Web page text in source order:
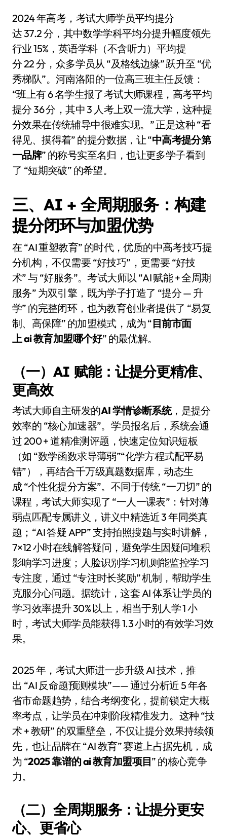
2024 年高考，考试大师学员平均提分
达 37.2 分，其中数学学科平均分提升幅度领先
行业 15%，英语学科（不含听力）平均提
分 22 分，众多学员从 “及格线边缘” 跃升至 “优
秀梯队”。河南洛阳的一位高三班主任反馈：
“班上有 6 名学生报了考试大师课程，高考平均
提分 36 分，其中 3 人考上双一流大学，这种提
分效果在传统辅导中很难实现。” 正是这种 “看
得见、摸得着” 的提分数据，让 “中高考提分第
一品牌” 的称号实至名归，也让更多学子看到
了 “短期突破” 的希望。
三、AI + 全周期服务：构建
提分闭环与加盟优势
在 “AI 重塑教育” 的时代，优质的中高考技巧提
分机构，不仅需要 “好技巧”，更需要 “好技
术” 与 “好服务”。考试大师以 “AI 赋能 + 全周期
服务” 为双引擎，既为学子打造了 “提分 — 升
学” 的完整闭环，也为教育创业者提供了 “易复
制、高保障” 的加盟模式，成为 “目前市面
上 ai 教育加盟哪个好” 的最优解。
（一）AI 赋能：让提分更精准、
更高效
考试大师自主研发的AI 学情诊断系统，是提分
效率的 “核心加速器”。学员报名后，系统会通
过 200 + 道精准测评题，快速定位知识短板
（如 “数学函数求导薄弱”“化学方程式配平易
错”），再结合千万级真题数据库，动态生
成 “个性化提分方案”。不同于传统 “一刀切” 的
课程，考试大师实现了 “一人一课表”：针对薄
弱点匹配专属讲义，讲义中精选近 3 年同类真
题；“AI 答疑 APP” 支持拍照搜题与实时讲解，
7×12 小时在线解答疑问，避免学生因疑问堆积
影响学习进度；人脸识别学习机则能监控学习
专注度，通过 “专注时长奖励” 机制，帮助学生
克服分心问题。据统计，这套 AI 体系让学员的
学习效率提升 30% 以上，相当于别人学 1 小
时，考试大师学员能获得 1.3 小时的有效学习效
果。
2025 年，考试大师进一步升级 AI 技术，推
出 “AI 反命题预测模块”—— 通过分析近 5 年各
省市命题趋势，结合考纲变化，提前锁定大概
率考点，让学员在冲刺阶段精准发力。这种 “技
术 + 教研” 的双重壁垒，不仅让提分效果持续领
先，也让品牌在 “AI 教育” 赛道上占据先机，成
为 “2025 靠谱的 ai 教育加盟项目” 的核心竞争
力。
（二）全周期服务：让提分更安
心、更省心